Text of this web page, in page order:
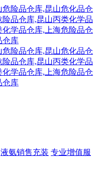
液氨销售充装 专业增值服